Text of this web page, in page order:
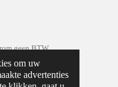
om uw
advertenties
geen BTW